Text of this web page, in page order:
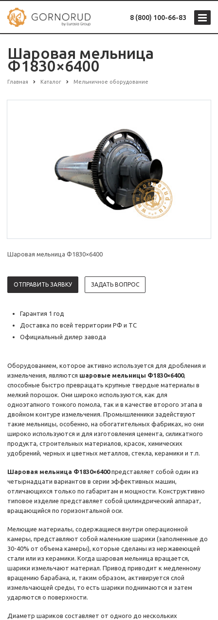
8 (800) 100-66-83
Шаровая мельница
Ф1830×6400
Главная Каталог Мельничное оборудование
Шаровая мельница Ф1830×6400
ОТПРАВИТЬ ЗАЯВКУ ЗАДАТЬ ВОПРОС
Гарантия 1 год
Доставка по всей территории РФ и ТС
Официальный дилер завода
Оборудованием, которое активно используется для дробления и
измельчения, являются шаровые мельницы Ф1830×6400,
способные быстро превращать крупные твердые материалы в
мелкий порошок. Они широко используются, как для
одноэтапного тонкого помола, так и в качестве второго этапа в
двойном контуре измельчения. Промышленники задействуют
такие мельницы, особенно, на обогатительных фабриках, но они
широко используются и для изготовления цемента, силикатного
продукта, строительных материалов, красок, химических
удобрений, черных и цветных металлов, стекла, керамики и т.п.
Шаровая мельница Ф1830×6400представляет собой один из
четырнадцати вариантов в серии эффективных машин,
отличающихся только по габаритам и мощности. Конструктивно
типовое изделие представляет собой цилиндрический аппарат,
вращающийся по горизонтальной оси.
Мелющие материалы, содержащиеся внутри операционной
камеры, представляют собой маленькие шарики (заполненные до
30-40% от объема камеры), которые сделаны из нержавеющей
стали или из керамики. Когда шаровая мельница вращается,
шарики измельчают материал. Привод приводит к медленному
вращению барабана, и, таким образом, активируется слой
измельчающей среды, то есть шарики поднимаются и затем
ударяются о поверхности.
Диаметр шариков составляет от одного до нескольких